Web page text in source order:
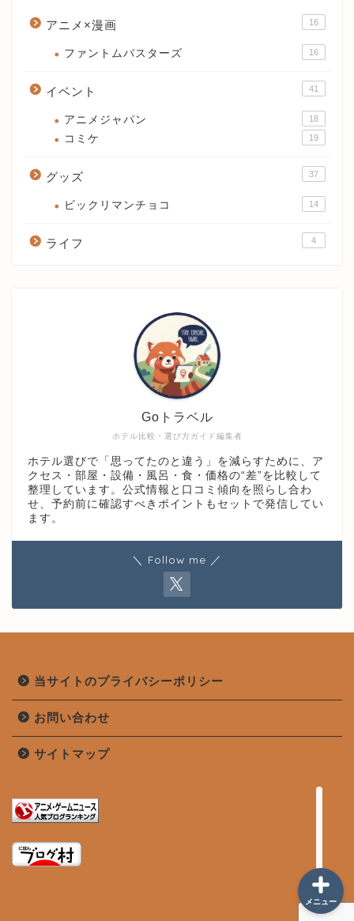
アニメ×漫画 16
ファントムバスターズ 16
イベント 41
アニメジャパン 18
コミケ 19
グッズ 37
ビックリマンチョコ 14
ライフ 4
ホテル比較・選び方ガイド編集者
Goトラベル
ホテル選びで「思ってたのと違う」を減らすために、ア
クセス・部屋・設備・風呂・食・価格の“差”を比較して
整理しています。公式情報と口コミ傾向を照らし合わ
せ、予約前に確認すべきポイントもセットで発信してい
ます。
＼ Follow me ／
当サイトのプライバシーポリシー
お問い合わせ
サイトマップ
メニュー
当サイトのプライバシーポ